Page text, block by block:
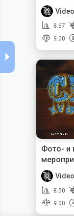
8.67
9.00
Фото- и
8.50
9.00